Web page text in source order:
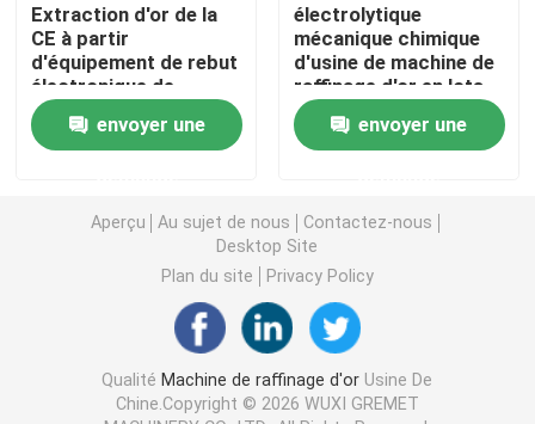
Colonne d'absorption de gaz
Équipement de traitement de gaz résiduel
Four à induction argenté
Machine de moulage argentée
Machine de bâti de barre d'or
Extraction d'or de la
CE à partir
d'équipement de rebut
électronique de
raffinage de métal
précieuxenvoyer une
électrolytique
mécanique chimique
d'usine de machine de
raffinage d'or en lots
50-60kg/
envoyer une
Aperçu Au sujet de nous
Contactez-nous
Desktop Site
Plan du site
Privacy Policy
Qualité Machine de raffinage d'or Usine De
Chine.Copyright © 2026 WUXI GREMET